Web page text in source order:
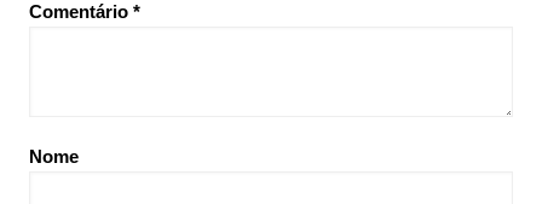
Comentário *
Nome